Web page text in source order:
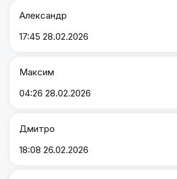
Александр
17:45 28.02.2026
Максим
04:26 28.02.2026
Дмитро
18:08 26.02.2026